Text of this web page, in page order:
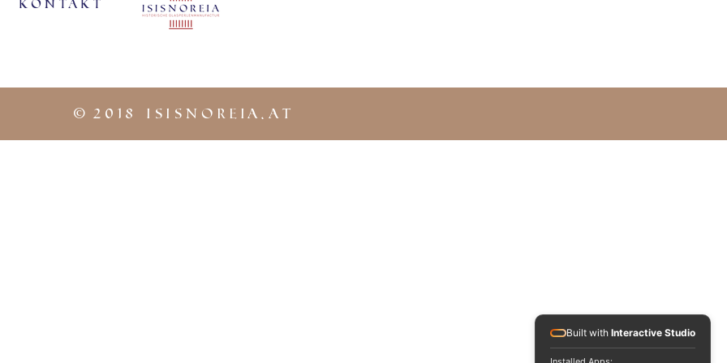
KontaKt
© 2018 iSISNOREIA.at
Built with Interactive Studio